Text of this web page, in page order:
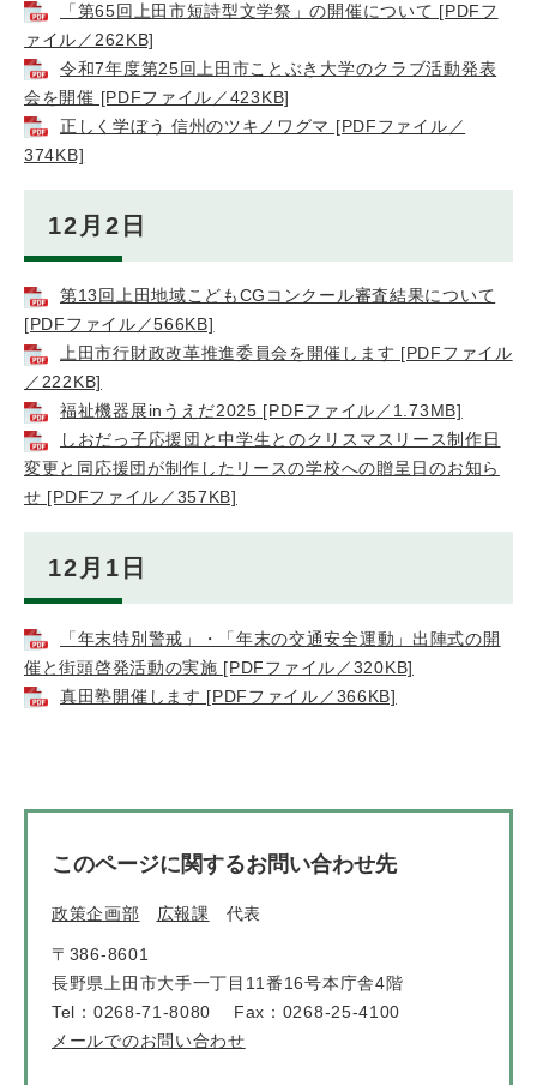
「第65回上田市短詩型文学祭」の開催について [PDFフ
ァイル／262KB]
令和7年度第25回上田市ことぶき大学のクラブ活動発表
会を開催 [PDFファイル／423KB]
正しく学ぼう 信州のツキノワグマ [PDFファイル／
374KB]
12月2日
第13回上田地域こどもCGコンクール審査結果について
[PDFファイル／566KB]
上田市行財政改革推進委員会を開催します [PDFファイル
／222KB]
福祉機器展inうえだ2025 [PDFファイル／1.73MB]
しおだっ子応援団と中学生とのクリスマスリース制作日
変更と同応援団が制作したリースの学校への贈呈日のお知ら
せ [PDFファイル／357KB]
12月1日
「年末特別警戒」・「年末の交通安全運動」出陣式の開
催と街頭啓発活動の実施 [PDFファイル／320KB]
真田塾開催します [PDFファイル／366KB]
このページに関するお問い合わせ先
政策企画部 広報課 代表
〒386-8601
長野県上田市大手一丁目11番16号本庁舎4階
Tel：0268-71-8080
Fax：0268-25-4100
メールでのお問い合わせ